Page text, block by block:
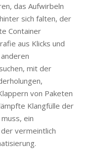
das Aufwirbeln
sich falten, der
Container
aus Klicks und
mit der
von Paketen
Klangfülle der
ein
vermeintlich